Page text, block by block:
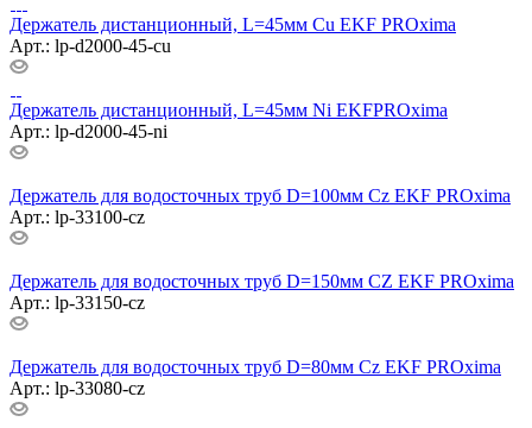
Держатель дистанционный, L=45мм Cu EKF PROxima
Арт.: lp-d2000-45-cu
Держатель дистанционный, L=45мм Ni EKFPROxima
Арт.: lp-d2000-45-ni
Держатель для водосточных труб D=100мм Cz EKF PROxima
Арт.: lp-33100-cz
Держатель для водосточных труб D=150мм CZ EKF PROxima
Арт.: lp-33150-cz
Держатель для водосточных труб D=80мм Cz EKF PROxima
Арт.: lp-33080-cz